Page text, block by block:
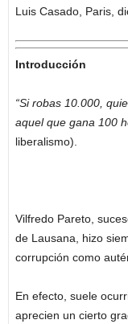
Luis Casado, Paris,
Introducción
“Si robas 10.000,
aquel que gana 100
liberalismo).
Vilfredo Pareto,
de Lausana, hizo
corrupción como
En efecto, suele
aprecien un cierto